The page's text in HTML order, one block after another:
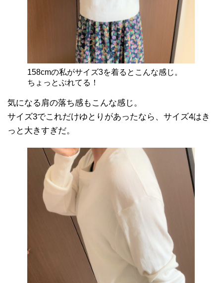
158cmの私がサイズ3を着るとこんな感じ。
ちょっとぶれてる！
気になる肩の落ち感もこんな感じ。
サイズ3でこれだけゆとりがあったなら、サイズ4はき
っと大きすぎだ。